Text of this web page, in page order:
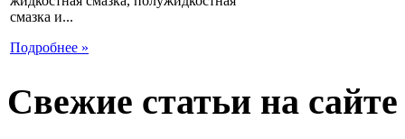
смазка и...
Подробнее »
Свежие статьи на сайте